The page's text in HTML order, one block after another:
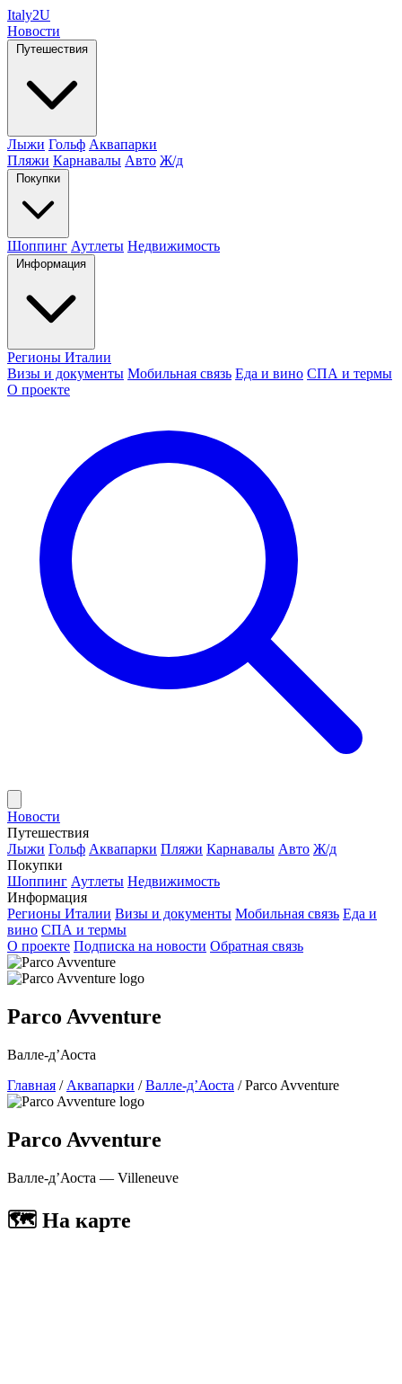
Italy2U
Новости
Путешествия
Лыжи Гольф Аквапарки
Пляжи Карнавалы Авто Ж/д
Покупки
Шоппинг Аутлеты Недвижимость
Информация
Регионы Италии
Визы и документы Мобильная связь Еда и вино СПА и термы
О проекте
Новости
Путешествия
Лыжи Гольф Аквапарки Пляжи Карнавалы Авто Ж/д
Покупки
Шоппинг Аутлеты Недвижимость
Информация
Регионы Италии Визы и документы Мобильная связь Еда и
вино СПА и термы
О проекте Подписка на новости Обратная связь
Parco Avventure
Валле-д’Аоста
Главная / Аквапарки / Валле-д’Аоста / Parco Avventure
Parco Avventure
Валле-д’Аоста — Villeneuve
🗺 На карте